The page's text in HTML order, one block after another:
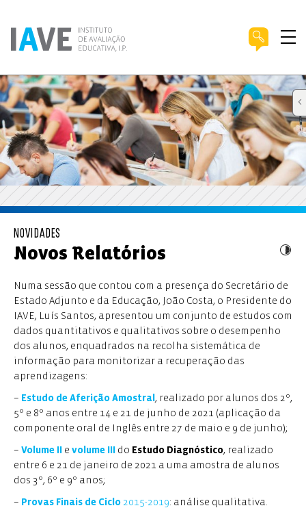
NOVIDADES
Novos Relatórios
Numa sessão que contou com a presença do Secretário de
Estado Adjunto e da Educação, João Costa, o Presidente do
IAVE, Luís Santos, apresentou um conjunto de estudos com
dados quantitativos e qualitativos sobre o desempenho
dos alunos, enquadrados na recolha sistemática de
informação para monitorizar a recuperação das
aprendizagens:
– Estudo de Aferição Amostral , realizado por alunos dos 2º,
5º e 8º anos entre 14 e 21 de junho de 2021 (aplicação da
componente oral de Inglês entre 27 de maio e 9 de junho);
– Volume II e volume III do Estudo Diagnóstico, realizado
entre 6 e 21 de janeiro de 2021 a uma amostra de alunos
dos 3º, 6º e 9º anos;
– Provas Finais de Ciclo 2015-2019: análise qualitativa.